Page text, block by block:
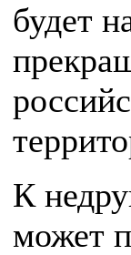
будет
К
может